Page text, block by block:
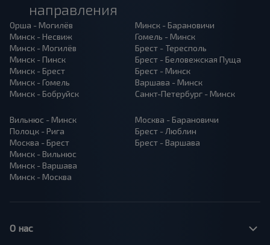
направления
Орша - Могилёв
Минск - Несвиж
Минск - Могилёв
Минск - Пинск
Минск - Брест
Минск - Гомель
Минск - Бобруйск
Минск - Барановичи
Гомель - Минск
Брест - Тересполь
Брест - Беловежская Пуща
Брест - Минск
Варшава - Минск
Санкт-Петербург - Минск
Вильнюс - Минск
Полоцк - Рига
Москва - Брест
Минск - Вильнюс
Минск - Варшава
Минск - Москва
Москва - Барановичи
Брест - Люблин
Брест - Варшава
О нас